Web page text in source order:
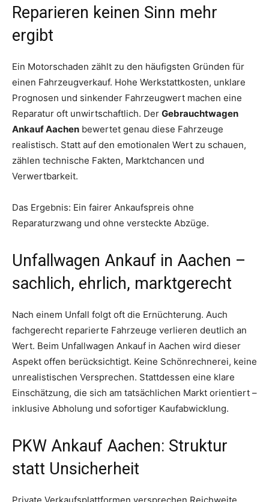
Reparieren keinen Sinn mehr
ergibt
Ein Motorschaden zählt zu den häufigsten Gründen für
einen Fahrzeugverkauf. Hohe Werkstattkosten, unklare
Prognosen und sinkender Fahrzeugwert machen eine
Reparatur oft unwirtschaftlich. Der Gebrauchtwagen
Ankauf Aachen bewertet genau diese Fahrzeuge
realistisch. Statt auf den emotionalen Wert zu schauen,
zählen technische Fakten, Marktchancen und
Verwertbarkeit.
Das Ergebnis: Ein fairer Ankaufspreis ohne
Reparaturzwang und ohne versteckte Abzüge.
Unfallwagen Ankauf in Aachen –
sachlich, ehrlich, marktgerecht
Nach einem Unfall folgt oft die Ernüchterung. Auch
fachgerecht reparierte Fahrzeuge verlieren deutlich an
Wert. Beim Unfallwagen Ankauf in Aachen wird dieser
Aspekt offen berücksichtigt. Keine Schönrechnerei, keine
unrealistischen Versprechen. Stattdessen eine klare
Einschätzung, die sich am tatsächlichen Markt orientiert –
inklusive Abholung und sofortiger Kaufabwicklung.
PKW Ankauf Aachen: Struktur
statt Unsicherheit